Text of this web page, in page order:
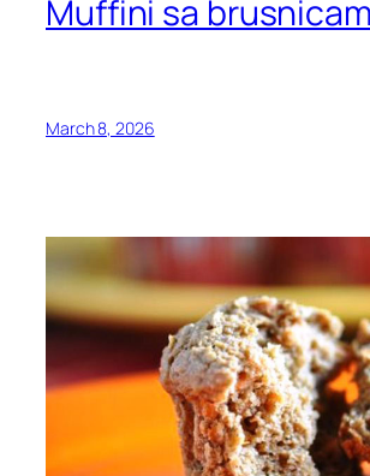
Muffini sa
March 8, 2026